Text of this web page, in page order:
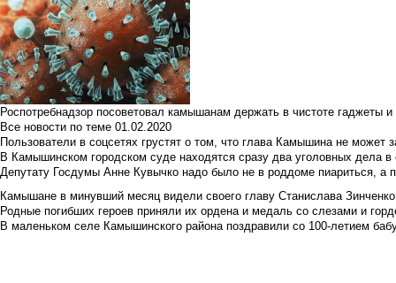
Роспотребнадзор посоветовал камышанам держать в чистоте гаджеты
Все новости по теме 01.02.2020
Пользователи в соцсетях грустят о том, что глава Камышина не может
В Камышинском городском суде находятся сразу два уголовных дела
Депутату Госдумы Анне Кувычко надо было не в роддоме пиариться, а
Камышане в минувший месяц видели своего главу Станислава Зинченко
Родные погибших героев приняли их ордена и медаль со слезами и
В маленьком селе Камышинского района поздравили со 100-летием